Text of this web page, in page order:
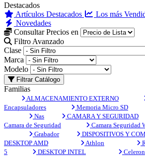
Destacados
Artículos Destacados
Los más
Novedades
Consultar Precios en
Filtro Avanzado
Clase
Marca
Modelo
Filtrar Catálogo
Familias
ALMACENAMIENTO EXTERNO
Encapsuladores
Memoria Micro SD
Nas
CAMARA Y SEGURIDAD
Camara de Seguridad
Camara Seguridad
Grabador
DISPOSITIVOS Y
DESKTOP AMD
Athlon
5
DESKTOP INTEL Celeron